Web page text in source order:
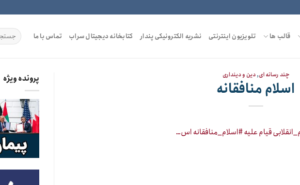
قالب ها تلویزیون اینترنتی نشریه الکترونیکی پندار کتابخانه دیجیتال سراب تماس با ما
چند رسانه ای,دین و دینداری
اسلام منافقانه
پرونده ویژه